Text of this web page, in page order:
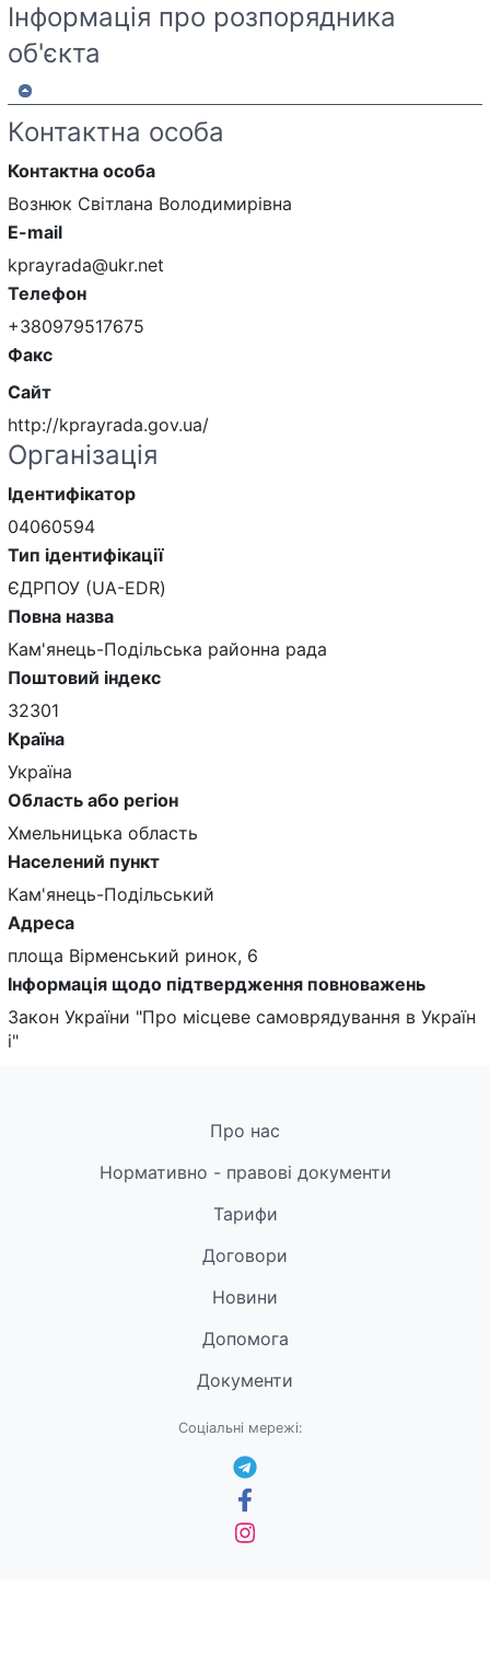
Інформація про розпорядника
об'єкта
Контактна особа
Контактна особа
Вознюк Світлана Володимирівна
E-mail
kprayrada@ukr.net
Телефон
+380979517675
Факс
Сайт
http://kprayrada.gov.ua/
Організація
Ідентифікатор
04060594
Тип ідентифікації
ЄДРПОУ (UA-EDR)
Повна назва
Кам'янець-Подільська районна рада
Поштовий індекс
32301
Країна
Україна
Область або регіон
Хмельницька область
Населений пункт
Кам'янець-Подільський
Адреса
площа Вірменський ринок, 6
Інформація щодо підтвердження повноважень
Закон України "Про місцеве самоврядування в Україн
і"
Про нас
Нормативно - правові документи
Тарифи
Договори
Новини
Допомога
Документи
Соціальні мережі: